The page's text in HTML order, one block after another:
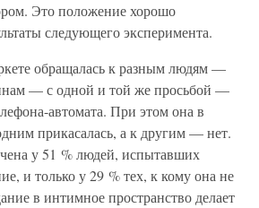
Это положение хорошо
следующего эксперимента.
обращалась к разным людям —
— с одной и той же просьбой —
автомата. При этом она в
прикасалась, а к другим — нет.
у 51 % людей, испытавших
и только у 29 % тех, к кому она не
в интимное пространство делает